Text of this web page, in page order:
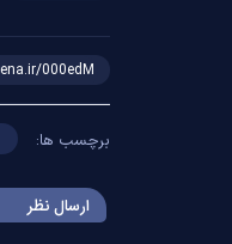
برچسب ها:
ارسال‌ نظر